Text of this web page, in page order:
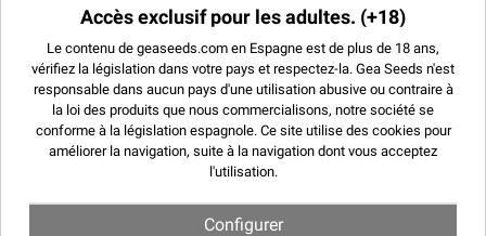
T-SHIRTS CANNABIS
Produit disponible avec d'autres options
Accès exclusif pour les adultes. (+18)
Le contenu de geaseeds.com en Espagne est de plus de 18 ans,
vérifiez la législation dans votre pays et respectez-la. Gea Seeds n'est
responsable dans aucun pays d'une utilisation abusive ou contraire à
la loi des produits que nous commercialisons, notre société se
conforme à la législation espagnole. Ce site utilise des cookies pour
améliorer la navigation, suite à la navigation dont vous acceptez
l'utilisation.
Configurer